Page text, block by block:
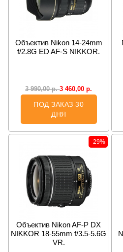
Объектив Nikon 14-24mm
f/2.8G ED AF-S NIKKOR.
3 990,00р. 3 460,00р.
ПОД ЗАКАЗ 30
ДНЯ
-29%
Объектив Nikon AF-P DX
NIKKOR 18-55mm f/3.5-5.6G
VR.